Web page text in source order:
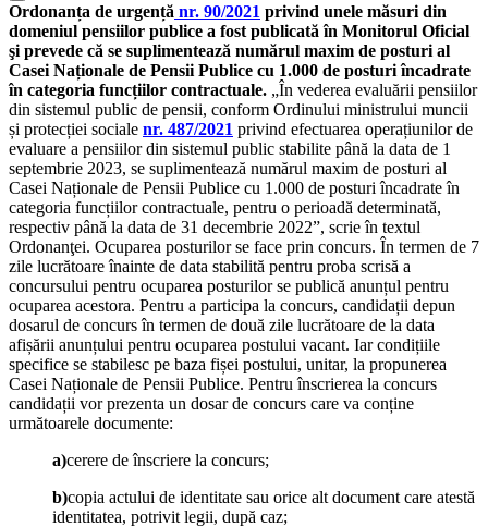
Ordonanța de urgență nr. 90/2021 privind unele măsuri din
domeniul pensiilor publice a fost publicată în Monitorul Oficial
şi prevede că se suplimentează numărul maxim de posturi al
Casei Naționale de Pensii Publice cu 1.000 de posturi încadrate
în categoria funcțiilor contractuale. „În vederea evaluării pensiilor
din sistemul public de pensii, conform Ordinului ministrului muncii
și protecției sociale nr. 487/2021 privind efectuarea operațiunilor de
evaluare a pensiilor din sistemul public stabilite până la data de 1
septembrie 2023, se suplimentează numărul maxim de posturi al
Casei Naționale de Pensii Publice cu 1.000 de posturi încadrate în
categoria funcțiilor contractuale, pentru o perioadă determinată,
respectiv până la data de 31 decembrie 2022”, scrie în textul
Ordonanţei. Ocuparea posturilor se face prin concurs. În termen de 7
zile lucrătoare înainte de data stabilită pentru proba scrisă a
concursului pentru ocuparea posturilor se publică anunțul pentru
ocuparea acestora. Pentru a participa la concurs, candidații depun
dosarul de concurs în termen de două zile lucrătoare de la data
afișării anunțului pentru ocuparea postului vacant. Iar condițiile
specifice se stabilesc pe baza fișei postului, unitar, la propunerea
Casei Naționale de Pensii Publice. Pentru înscrierea la concurs
candidații vor prezenta un dosar de concurs care va conține
următoarele documente:
a)cerere de înscriere la concurs;
b)copia actului de identitate sau orice alt document care atestă
identitatea, potrivit legii, după caz;